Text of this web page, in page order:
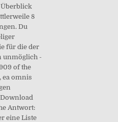
Überblick
8
Du
für die der
unmöglich -
of the
ea omnis
Antwort:
eine Liste